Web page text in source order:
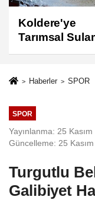
Manisa'da
Kınalı Keklik
Doğaya
Haberler SPOR
SPOR
Yayınlanma: 25
Güncelleme: 25
Turgutlu
Galibiyet